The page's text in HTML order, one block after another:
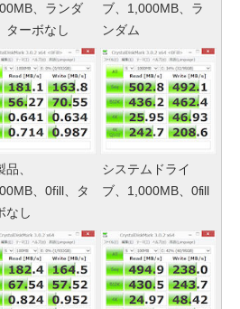
、ランダ
ターボなし
ブ、1,000MB、ラ
ンダム
品、
、0fill、タ
なし
システムドライ
ブ、1,000MB、0fill